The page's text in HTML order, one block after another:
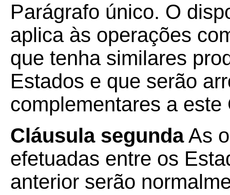
Parágrafo único. O
aplica às operações
que tenha similares
Estados e que serão
complementares a este
Cláusula segundaAs
efetuadas entre os
anterior serão